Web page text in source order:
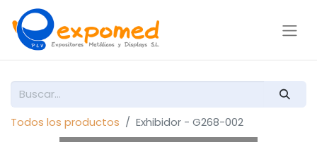
Todos los productos Exhibidor - G268-002